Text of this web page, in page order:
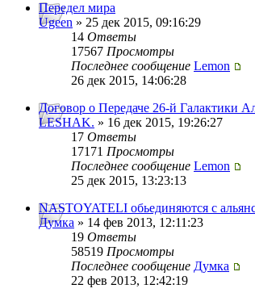
Передел мира
Ugeen » 25 дек 2015, 09:16:29
14 Ответы
17567 Просмотры
Последнее сообщение Lemon
26 дек 2015, 14:06:28
Договор о Передаче 26-й Галактики
LESHAK. » 16 дек 2015, 19:26:27
17 Ответы
17171 Просмотры
Последнее сообщение Lemon
25 дек 2015, 13:23:13
NASTOYATELI обьединяются с
Думка » 14 фев 2013, 12:11:23
19 Ответы
58519 Просмотры
Последнее сообщение Думка
22 фев 2013, 12:42:19